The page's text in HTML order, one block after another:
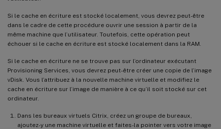
Si le cache en écriture est stocké localement, vous devrez peut-être
dans le cadre de cette procédure ouvrir une session à partir de la
même machine que l’utilisateur. Toutefois, cette opération peut
échouer si le cache en écriture est stocké localement dans la RAM.
Si le cache en écriture ne se trouve pas sur l’ordinateur exécutant
Provisioning Services, vous devrez peut-être créer une copie de l’image
vDisk. Vous l’attribuez à la nouvelle machine virtuelle et modifiez le
cache en écriture sur l’image de manière à ce qu’il soit stocké sur cet
ordinateur.
Dans les bureaux virtuels Citrix, créez un groupe de bureaux,
ajoutez-y une machine virtuelle et faites-la pointer vers votre image